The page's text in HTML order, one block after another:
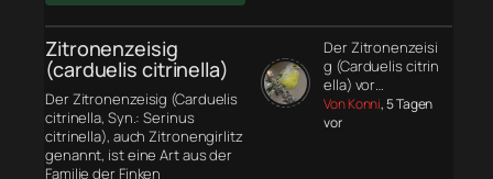
Zitronenzeisig
(carduelis citrinella)
Der Zitronenzeisig (Carduelis
citrinella, Syn.: Serinus
citrinella), auch Zitronengirlitz
genannt, ist eine Art aus der
Familie der Finken
Der Zitronenzeisi
g (Carduelis citrin
ella) vor…
Von Konni, 5 Tagen
vor